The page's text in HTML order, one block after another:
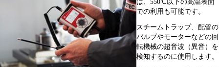
ば、550℃以下の高温表面
での利用も可能です。
スチームトラップ、配管の
バルブやモーターなどの回
転機械の超音波（異音）を
検知するのに使用します。